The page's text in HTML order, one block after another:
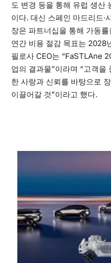
도 변경 등을 통해 유럽 생산
이다. 대신 스페인 마드리드·
장은 파트너십을 통해 가동
연간 비용 절감 목표는 2028
필로사 CEO는 “FaSTLAne
업의 결과물”이라며 “고객을
한 사랑과 신뢰를 바탕으로
이끌어갈 것”이라고 했다.